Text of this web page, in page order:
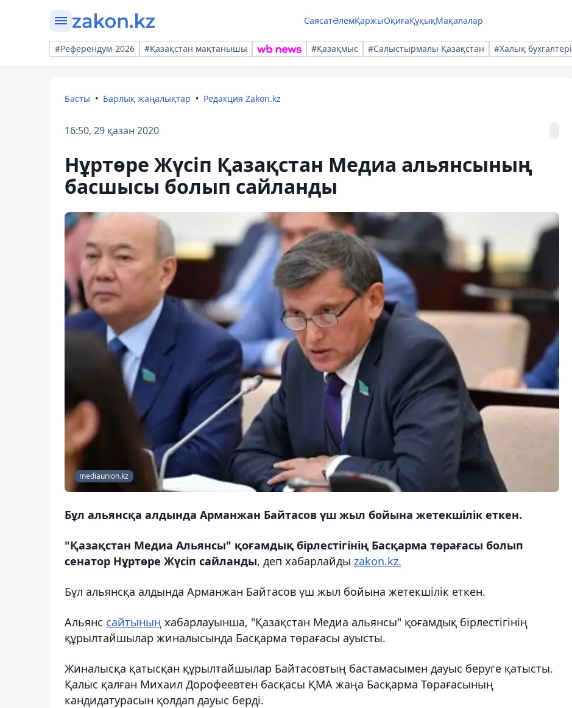
СаясатӘлемҚаржыОқиғаҚұқықМақалалар
#Референдум-2026 #Қазақстан мақтанышы #Қазақмыс #Салыстырмалы Қазақстан #Халық бухгалтері
Басты Барлық жаңалықтар Редакция Zakon.kz
16:50, 29 қазан 2020
Нұртөре Жүсіп Қазақстан Медиа альянсының
басшысы болып сайланды
mediaunion.kz
Бұл альянсқа алдында Арманжан Байтасов үш жыл бойына жетекшілік еткен.
"Қазақстан Медиа Альянсы" қоғамдық бірлестігінің Басқарма төрағасы болып
сенатор Нұртөре Жүсіп сайланды, деп хабарлайды zakon.kz.
Бұл альянсқа алдында Арманжан Байтасов үш жыл бойына жетекшілік еткен.
Альянс сайтының хабарлауынша, "Қазақстан Медиа альянсы" қоғамдық бірлестігінің
құрылтайшылар жиналысында Басқарма төрағасы ауысты.
Жиналысқа қатысқан құрылтайшылар Байтасовтың бастамасымен дауыс беруге қатысты.
Қалыс қалған Михаил Дорофеевтен басқасы ҚМА жаңа Басқарма Төрағасының
кандидатурасын қолдап дауыс берді.